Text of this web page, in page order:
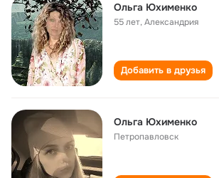
Ольга Юхименко
55 лет,Александрия
Добавить в друзья
Ольга Юхименко
Петропавловск